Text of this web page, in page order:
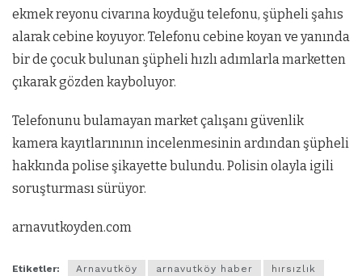
ekmek reyonu civarına koyduğu telefonu, şüpheli şahıs
alarak cebine koyuyor. Telefonu cebine koyan ve yanında
bir de çocuk bulunan şüpheli hızlı adımlarla marketten
çıkarak gözden kayboluyor.
Telefonunu bulamayan market çalışanı güvenlik
kamera kayıtlarınının incelenmesinin ardından şüpheli
hakkında polise şikayette bulundu. Polisin olayla igili
soruşturması sürüyor.
arnavutkoyden.com
Etiketler: Arnavutköy arnavutköy haber hırsızlık